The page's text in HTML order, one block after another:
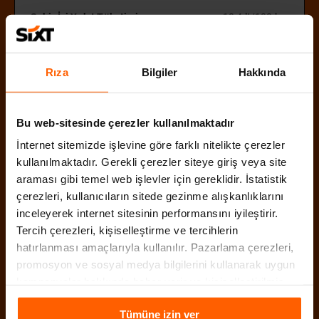
Rıza Bilgiler Hakkında
Bu web-sitesinde çerezler kullanılmaktadır
İnternet sitemizde işlevine göre farklı nitelikte çerezler
kullanılmaktadır. Gerekli çerezler siteye giriş veya site
araması gibi temel web işlevler için gereklidir. İstatistik
çerezleri, kullanıcıların sitede gezinme alışkanlıklarını
inceleyerek internet sitesinin performansını iyileştirir.
Tercih çerezleri, kişiselleştirme ve tercihlerin
hatırlanması amaçlarıyla kullanılır. Pazarlama çerezleri,
promosyon ve sosyal medya bilgilerini kullanarak uygun
içeriklerin sunulmasına yardımcı olur. Daha fazla
Çerezlere İlişkin Aydınlatma Metni
Tümüne izin ver
Şehir İçi Yakıt Tüketimi
10,4 lt/100 km
Şehirler Arası Yakıt Tüketimi
Uzunluk
Maksimum Hız
185 km/s
2199 cc
Beygir Gücü
177 HP
Yakıt Deposu
75 lt
Karma Yakıt Tüketimi
8,2 lt/100 km